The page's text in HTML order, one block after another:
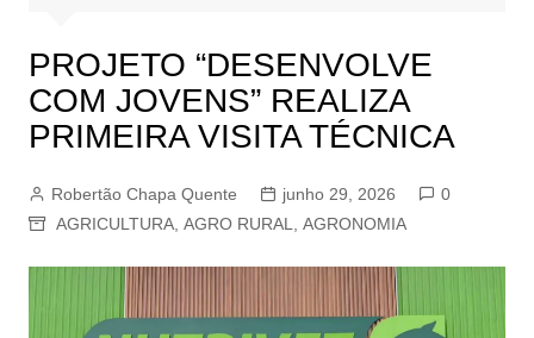
PROJETO “DESENVOLVE
COM JOVENS” REALIZA
PRIMEIRA VISITA TÉCNICA
Robertão Chapa Quente junho 29, 2026
0
AGRICULTURA, AGRO RURAL AGRONOMIA